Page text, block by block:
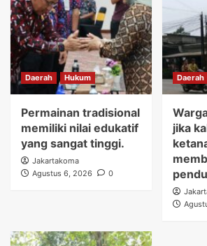
Daerah Hukum
Permainan tradisional
memiliki nilai edukatif
yang sangat tinggi.
Jakartakoma
Agustus 6, 2026
0
Daerah
jika